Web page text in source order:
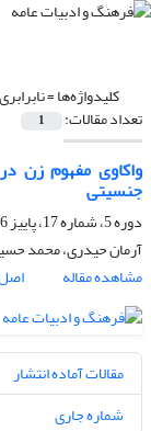
کلیدواژه‌ها =
تعداد مقالات: 1
واکاوی مفهوم زن
جنسیتی
دوره 5، شماره 17، پاییز 1396، صفحه
آرمان حیدری، محمد
مشاهده مقاله
مقالات آماده انتشار
شماره جاری